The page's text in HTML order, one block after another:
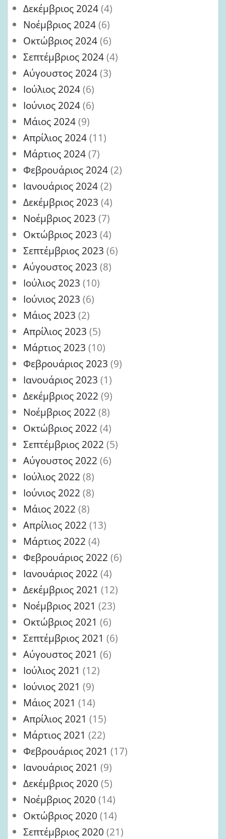
Δεκέμβριος 2024(4)
Νοέμβριος 2024(6)
Οκτώβριος 2024(6)
Σεπτέμβριος 2024(4)
Αύγουστος 2024(3)
Ιούλιος 2024(6)
Ιούνιος 2024(6)
Μάιος 2024(9)
Απρίλιος 2024(11)
Μάρτιος 2024(7)
Φεβρουάριος 2024(2)
Ιανουάριος 2024(2)
Δεκέμβριος 2023 (4)
Νοέμβριος 2023 (7)
Οκτώβριος 2023 (4)
Σεπτέμβριος 2023 (6)
Αύγουστος 2023 (8)
Ιούλιος 2023 (10)
Ιούνιος 2023 (6)
Μάιος 2023 (2)
Απρίλιος 2023 (5)
Μάρτιος 2023 (10)
Φεβρουάριος 2023 (9)
Ιανουάριος 2023 (1)
Δεκέμβριος 2022 (9)
Νοέμβριος 2022 (8)
Οκτώβριος 2022 (4)
Σεπτέμβριος 2022 (5)
Αύγουστος 2022 (6)
Ιούλιος 2022 (8)
Ιούνιος 2022 (8)
Μάιος 2022 (8)
Απρίλιος 2022 (13)
Μάρτιος 2022 (4)
Φεβρουάριος 2022 (6)
Ιανουάριος 2022 (4)
Δεκέμβριος 2021 (12)
Νοέμβριος 2021 (23)
Οκτώβριος 2021 (6)
Σεπτέμβριος 2021 (6)
Αύγουστος 2021 (6)
Ιούλιος 2021 (12)
Ιούνιος 2021 (9)
Μάιος 2021 (14)
Απρίλιος 2021 (15)
Μάρτιος 2021 (22)
Φεβρουάριος 2021 (17)
Ιανουάριος 2021 (9)
Δεκέμβριος 2020 (5)
Νοέμβριος 2020 (14)
Οκτώβριος 2020 (14)
Σεπτέμβριος 2020 (21)